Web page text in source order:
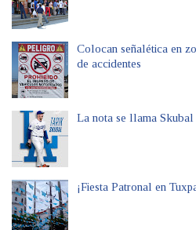
Colocan señalética en
de accidentes
La nota se llama Skubal
¡Fiesta Patronal en